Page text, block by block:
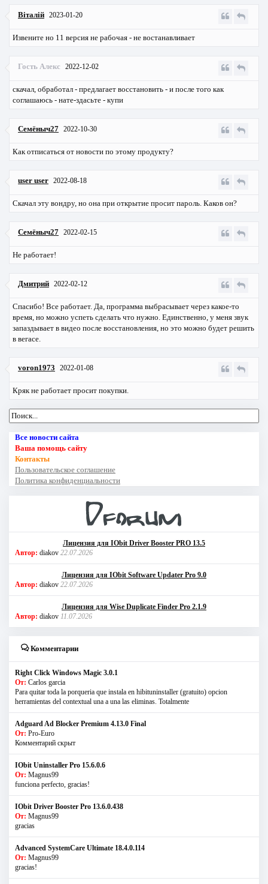
Віталій 2023-01-20
Извените но 11 версия не рабочая - не востанавливает
Гость Алекс 2022-12-02
скачал, обработал - предлагает восстановить - и после того как
соглашаюсь - нате-здасьте - купи
Семёныч27 2022-10-30
Как отписаться от новости по этому продукту?
user user 2022-08-18
Скачал эту вондру, но она при открытие просит пароль. Каков он?
Семёныч27 2022-02-15
Не работает!
Дмитрий 2022-02-12
Спасибо! Все работает. Да, программа выбрасывает через какое-то
время, но можно успеть сделать что нужно. Единственно, у меня звук
запаздывает в видео после восстановления, но это можно будет решить
в вегасе.
voron1973 2022-01-08
Кряк не работает просит покупки.
Все новости сайта
Ваша помощь сайту
Контакты
Пользовательское соглашение
Политика конфиденциальности
Лицензия для IObit Driver Booster PRO 13.5
Автор: diakov 22.07.2026
Лицензия для IObit Software Updater Pro 9.0
Автор: diakov 22.07.2026
Лицензия для Wise Duplicate Finder Pro 2.1.9
Автор: diakov 11.07.2026
Комментарии
Right Click Windows Magic 3.0.1
От: Carlos garcia
Para quitar toda la porqueria que instala en hibituninstaller (gratuito) opcion
herramientas del contextual una a una las eliminas. Totalmente
Adguard Ad Blocker Premium 4.13.0 Final
От: Pro-Euro
Комментарий скрыт
IObit Uninstaller Pro 15.6.0.6
От: Magnus99
funciona perfecto, gracias!
IObit Driver Booster Pro 13.6.0.438
От: Magnus99
gracias
Advanced SystemCare Ultimate 18.4.0.114
От: Magnus99
gracias!